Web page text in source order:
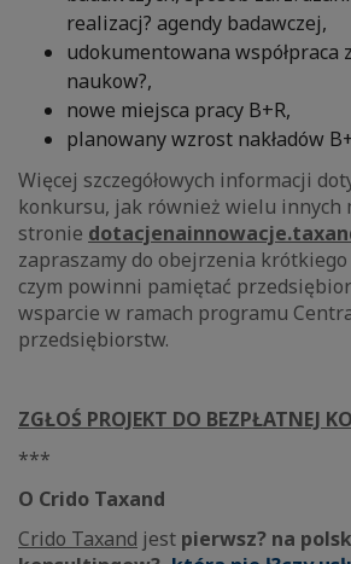
realizacj? agendy badawczej,
udokumentowana współpraca
naukow?,
nowe miejsca pracy B+R,
planowany wzrost nakładów
Więcej szczegółowych informacji
konkursu, jak również wielu innych
stronie
zapraszamy do obejrzenia
czym powinni pamiętać
wsparcie w ramach programu
przedsiębiorstw.
ZGŁOŚ PROJEKT DO BEZPŁATNEJ
***
O Crido Taxand
Crido Taxand jest pierwsz? na